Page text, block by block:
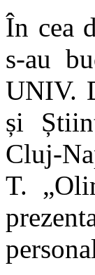
În cea
s-au
UNIV.
și
Cluj-
T.